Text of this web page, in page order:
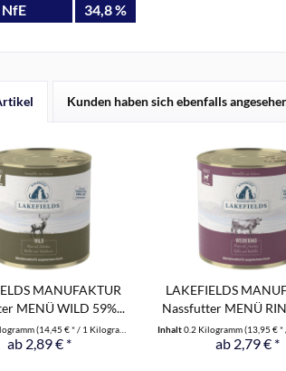
NfE
34,8 %
Kunden haben sich ebenfalls
MANUFAKTUR
MENÜ WILD 59%...
(14,45 € * / 1 Kilogramm)
ab 2,89 € *
LAKEFIELDS
Nassfutter MENÜ
Inhalt0.2 Kilogramm(13,95 € * /
ab 2,79 € *